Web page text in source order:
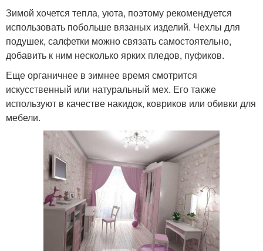
Зимой хочется тепла, уюта, поэтому рекомендуется
использовать побольше вязаных изделий. Чехлы для
подушек, салфетки можно связать самостоятельно,
добавить к ним несколько ярких пледов, пуфиков.
Еще органичнее в зимнее время смотрится
искусственный или натуральный мех. Его также
используют в качестве накидок, ковриков или обивки для
мебели.